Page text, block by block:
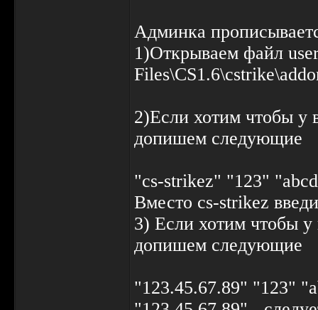
Админка
1)Открываем файл
2)Если хотим чтобы у
допишем следующие
"cs-strikez" "123"
Вместо cs-strikez
3) Если хотим чтобы
допишем следующие
"123.45.67.89" "123"